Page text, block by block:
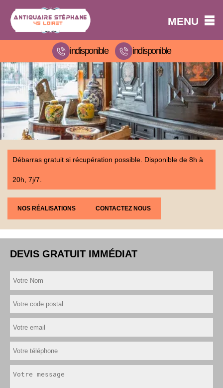
MENU
indisponible indisponible
Débarras gratuit si récupération possible. Disponible de 8h à
20h, 7j/7.
NOS RÉALISATIONS CONTACTEZ NOUS
DEVIS GRATUIT IMMÉDIAT